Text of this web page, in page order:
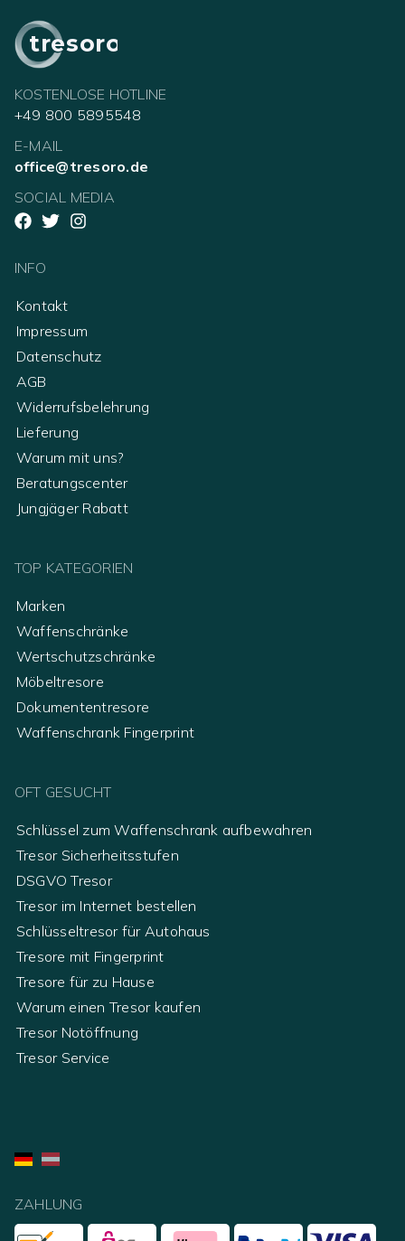
tresoro
KOSTENLOSE HOTLINE
+49 800 5895548
E-MAIL
office@tresoro.de
SOCIAL MEDIA
INFO
Kontakt
Impressum
Datenschutz
AGB
Widerrufsbelehrung
Lieferung
Warum mit uns?
Beratungscenter
Jungjäger Rabatt
TOP KATEGORIEN
Marken
Waffenschränke
Wertschutzschränke
Möbeltresore
Dokumententresore
Waffenschrank Fingerprint
OFT GESUCHT
Schlüssel zum Waffenschrank aufbewahren
Tresor Sicherheitsstufen
DSGVO Tresor
Tresor im Internet bestellen
Schlüsseltresor für Autohaus
Tresore mit Fingerprint
Tresore für zu Hause
Warum einen Tresor kaufen
Tresor Notöffnung
Tresor Service
ZAHLUNG